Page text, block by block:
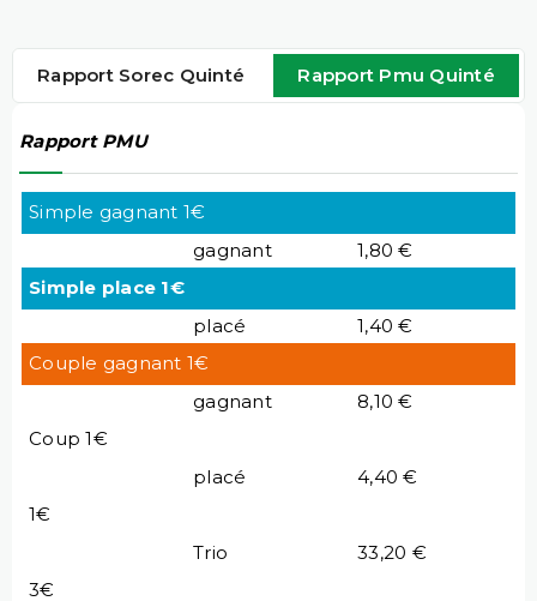
Rapport Sorec Quinté Rapport Pmu Quinté
Rapport PMU
Simple gagnant 1€
gagnant
1,80 €
Simple place 1€
placé
1,40 €
Couple gagnant 1€
gagnant
8,10 €
Coup 1€
placé
4,40 €
1€
Trio
33,20 €
3€